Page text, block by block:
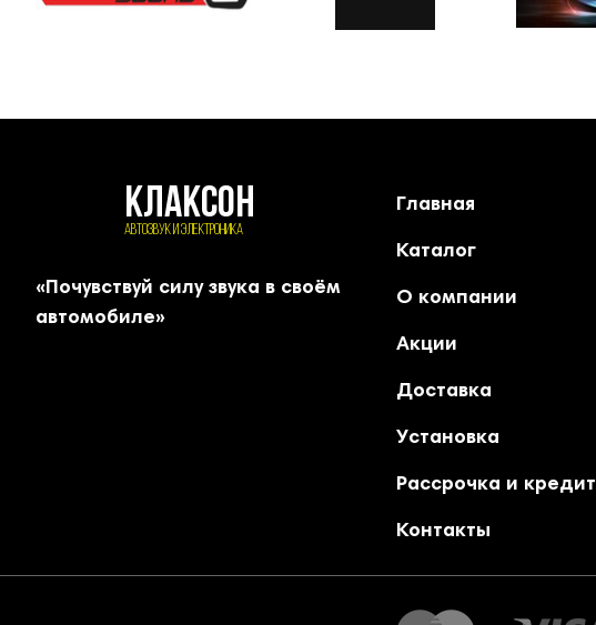
КЛАКСОН
АВТОЗВУК и ЭЛЕКТРОНИКА
«Почувствуй силу звука в своём
автомобиле»
Главная
Каталог
О компании
Акции
Доставка
Установка
Рассрочка и кредит
Контакты